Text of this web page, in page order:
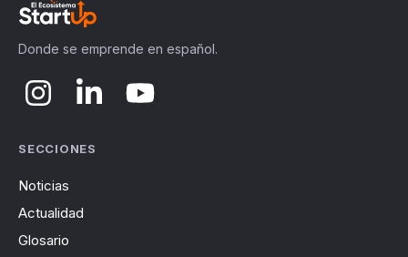
Donde se emprende en español.
SECCIONES
Noticias
Actualidad
Glosario